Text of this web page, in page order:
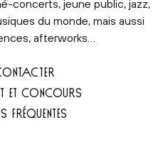
concerts, jeune public, jazz,
du monde, mais aussi
afterworks…
ET CONCOURS
FRÉQUENTES